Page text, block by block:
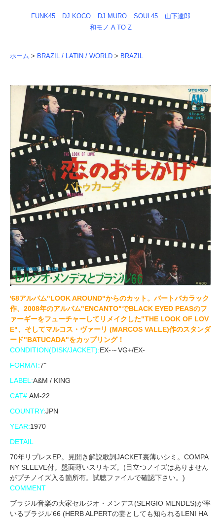
FUNK45 DJ KOCO DJ MURO SOUL45
山下達郎
和モノ A TO Z
ホーム > BRAZIL / LATIN / WORLD > BRAZIL
'68アルバム"LOOK AROUND"からのカット。バートバカラック
作、2008年のアルバム"ENCANTO"でBLACK EYED PEASのフ
ァーギーをフューチャーしてリメイクした"THE LOOK OF LOV
E"、そしてマルコス・ヴァーリ (MARCOS VALLE)作のスタンダ
ード"BATUCADA"をカップリング！
CONDITION(DISK/JACKET):EX-～VG+/EX-
FORMAT:7"
LABEL:A&M / KING
CAT#:AM-22
COUNTRY:JPN
YEAR:1970
DETAIL
70年リプレスEP。見開き解説歌詞JACKET裏薄いシミ。COMPA
NY SLEEVE付。盤面薄いスリキズ。(目立つノイズはありません
がプチノイズ入る箇所有。試聴ファイルで確認下さい。)
COMMENT
ブラジル音楽の大家セルジオ・メンデス(SERGIO MENDES)が率
いるブラジル'66 (HERB ALPERTの妻としても知られるLENI HA